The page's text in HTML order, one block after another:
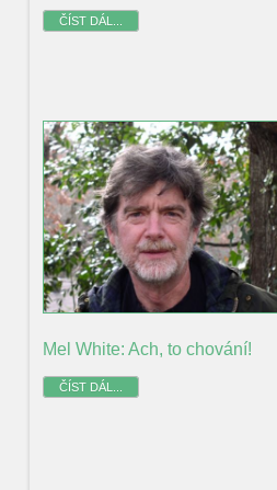
ČÍST DÁL...
Mel White: Ach, to chování!
ČÍST DÁL...